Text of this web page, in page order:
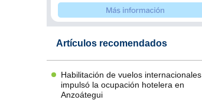
Artículos recomendados
Habilitación de vuelos internacionales
impulsó la ocupación hotelera en
Anzoátegui